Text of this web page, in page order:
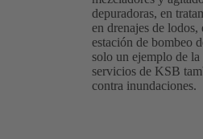
depuradoras, en
en drenajes de lodos,
estación de bombeo
solo un ejemplo de
servicios de KSB
contra inundaciones.